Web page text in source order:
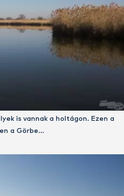
is vannak a holtágon. Ezen a
a Görbe…